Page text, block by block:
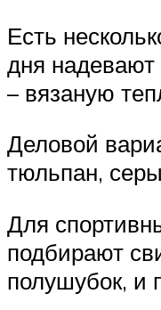
Есть
дня
– вязаную
Деловой
тюльпан,
Для
подбирают
полушубок, и